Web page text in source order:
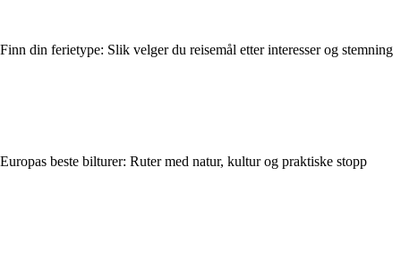
Finn din ferietype: Slik velger du reisemål etter interesser og stemning
Europas beste bilturer: Ruter med natur, kultur og praktiske stopp